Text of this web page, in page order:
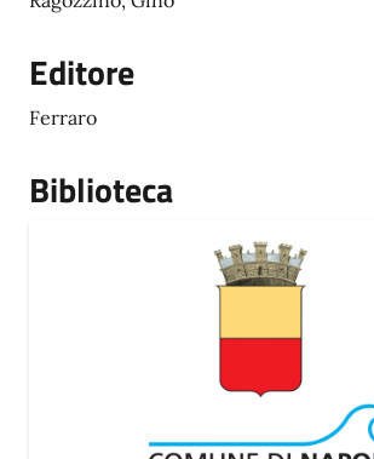
Editore
Ferraro
Biblioteca